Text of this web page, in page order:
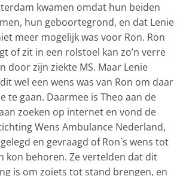
kwamen omdat hun beiden
hun geboortegrond, en dat Lenie
meer mogelijk was voor Ron. Ron
of zit in een rolstoel kan zo’n verre
door zijn ziekte MS. Maar Lenie
wel een wens was van Ron om daar
te gaan. Daarmee is Theo aan de
zoeken op internet en vond de
Wens Ambulance Nederland,
en gevraagd of Ron`s wens tot
kon behoren. Ze vertelden dat dit
is om zoiets tot stand brengen, en